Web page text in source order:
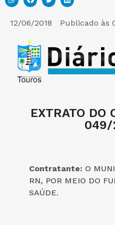
12/06/2018 Publicado às
EXTRATO DO
049/
Contratante: O
RN, POR MEIO DO
SAÚDE.
E-SIC
PERGUNTAS